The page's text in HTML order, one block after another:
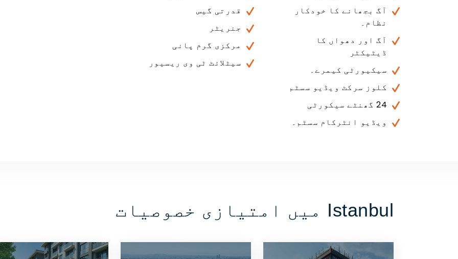
آگ بجھانے کا خودکار
نظام۔
آگ اور دھواں کا
ڈیٹیکٹر
سیکیورٹی کیمرے۔
کلوز سرکٹ ویڈیو سسٹم
24 گھنٹے سیکورٹی
ویڈیو انٹرکام سسٹم۔
قدرتی گیس
جنریٹر
مرکزی گرم پانی
سیٹلائٹ ٹی وی ریسیور
Istanbul میں امتیازی خصوصیات